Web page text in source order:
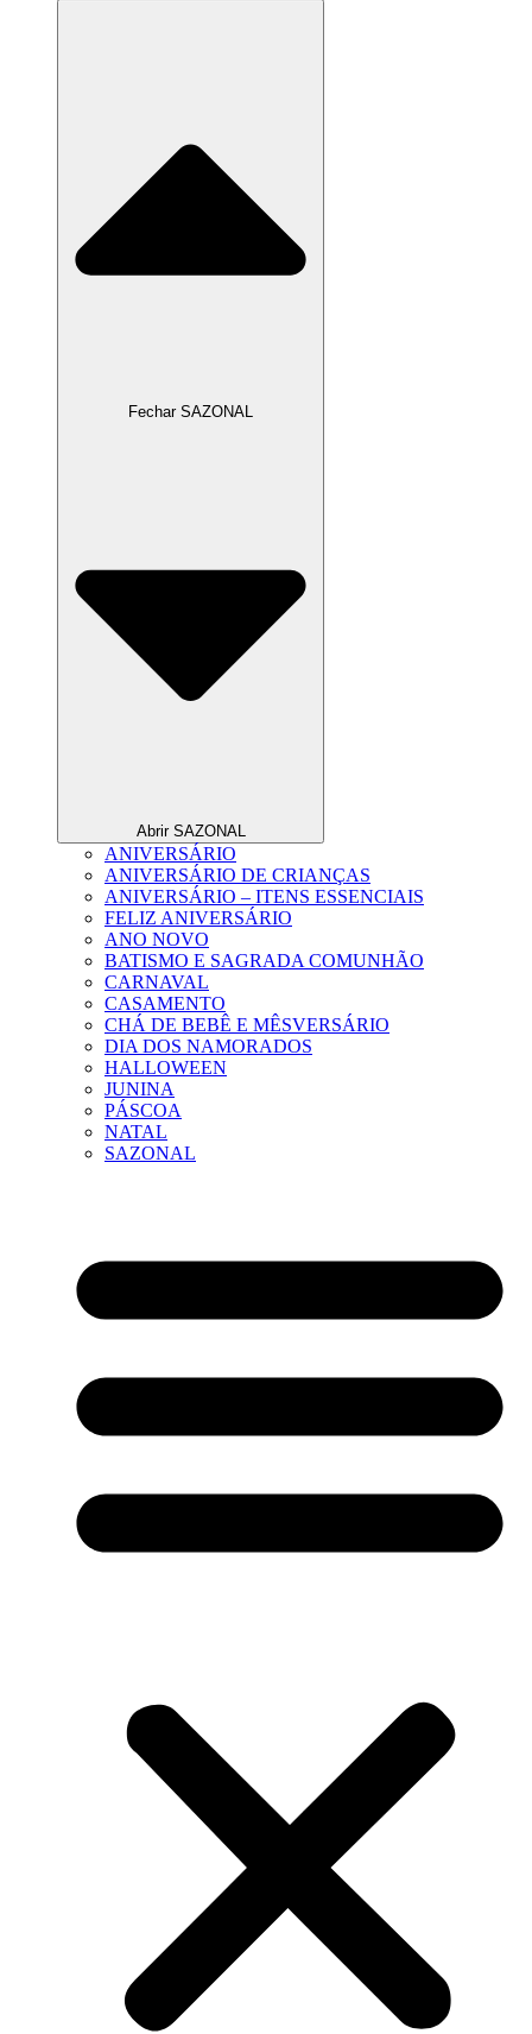
Fechar SAZONAL
Abrir SAZONAL
ANIVERSÁRIO
ANIVERSÁRIO DE CRIANÇAS
ANIVERSÁRIO – ITENS ESSENCIAIS
FELIZ ANIVERSÁRIO
ANO NOVO
BATISMO E SAGRADA COMUNHÃO
CARNAVAL
CASAMENTO
CHÁ DE BEBÊ E MÊSVERSÁRIO
DIA DOS NAMORADOS
HALLOWEEN
JUNINA
PÁSCOA
NATAL
SAZONAL